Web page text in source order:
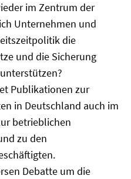
im Zentrum der
Unternehmen und
die
und die Sicherung
Publikationen zur
in Deutschland auch im
betrieblichen
zu den
Debatte um die